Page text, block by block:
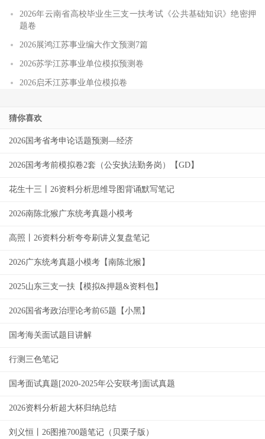
2026年云南省高校毕业生三支一扶考试《公共基础知识》绝密押
题卷
2026展鸿江苏事业编大作文预测7篇
2026苏学江苏事业单位模拟预测卷
2026启禾江苏事业单位模拟卷
猜你喜欢
2026国考省考申论话题预测—经济
2026国考考前模拟卷2套（公安执法勤务岗）【GD】
花生十三丨26资料分析思维导图背诵默写笔记
2026南陈北猴广东统考真题小模考
高照丨26资料分析夸夸刷讲义复盘笔记
2026广东统考真题小模考【南陈北猴】
2025山东三支一扶【模拟&押题&资料包】
2026国省考政治理论考前65题【小黑】
国考海关面试题目讲解
行测三色笔记
国考面试真题[2020-2025年公安联考]面试真题
2026资料分析超大杯归纳总结
刘义恒丨26图推700题笔记（贝栗子版）